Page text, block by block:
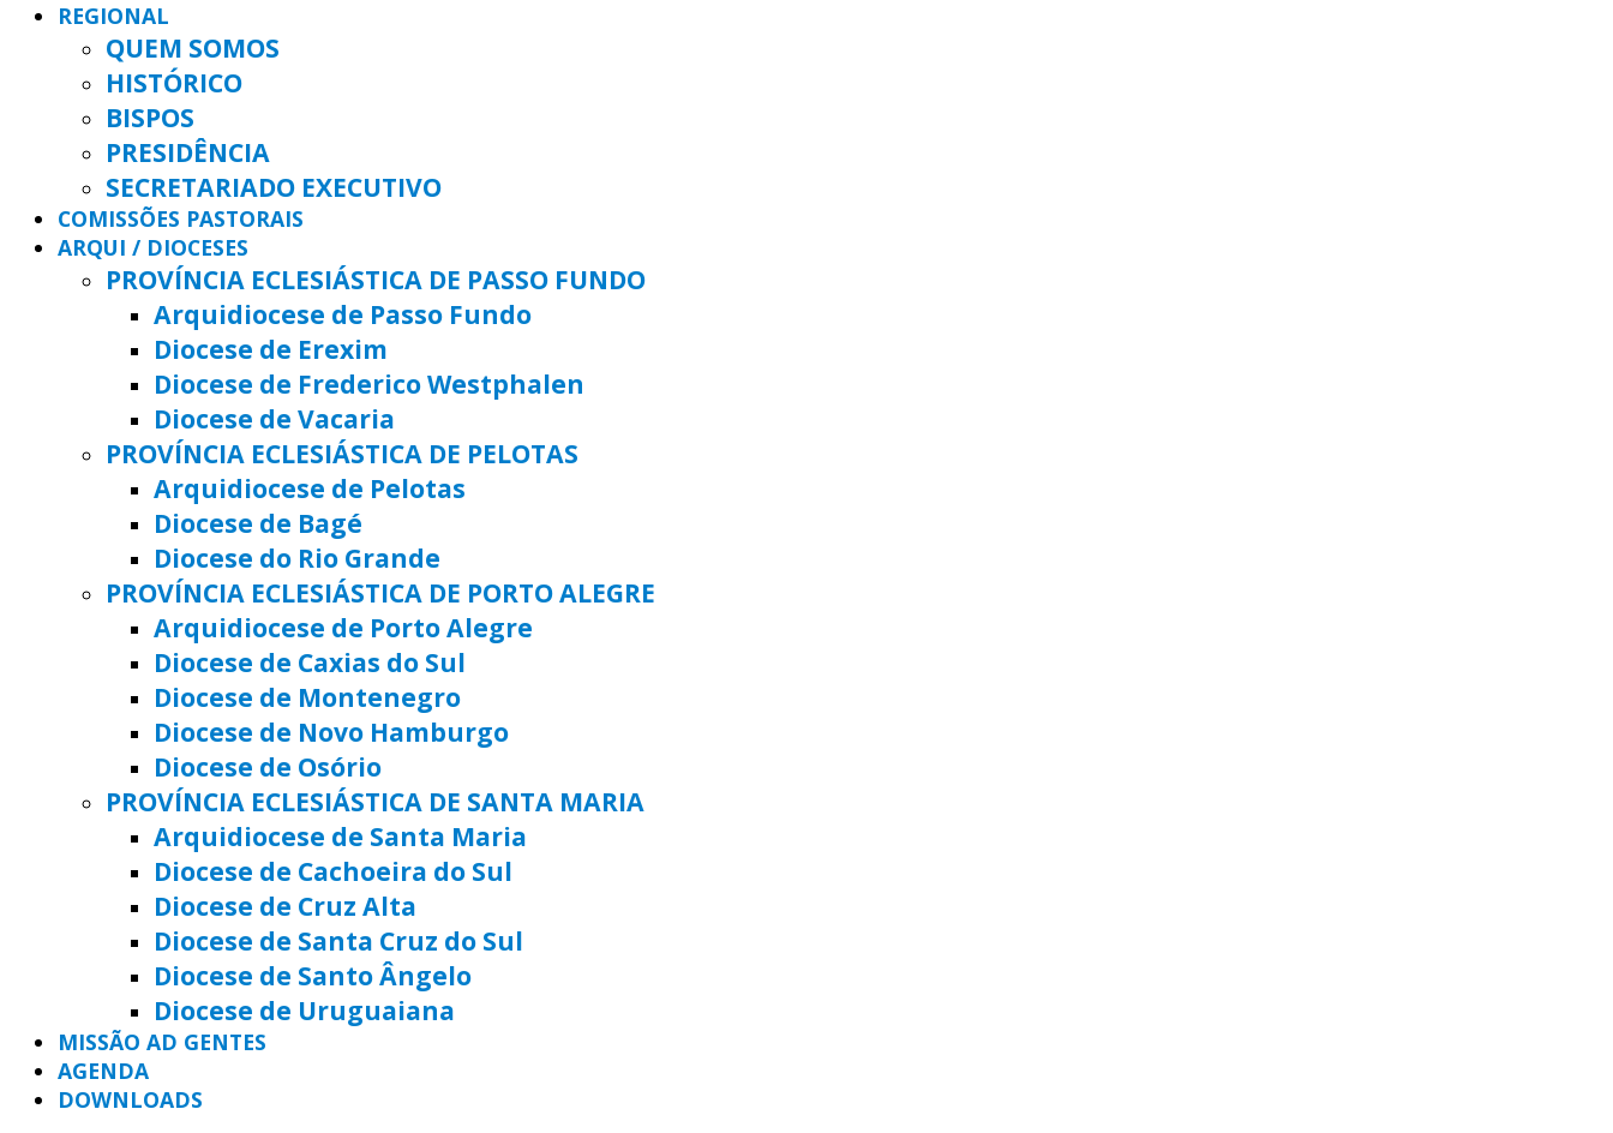
REGIONAL
QUEM SOMOS
HISTÓRICO
BISPOS
PRESIDÊNCIA
SECRETARIADO EXECUTIVO
COMISSÕES PASTORAIS
ARQUI / DIOCESES
PROVÍNCIA ECLESIÁSTICA DE PASSO FUNDO
Arquidiocese de Passo Fundo
Diocese de Erexim
Diocese de Frederico Westphalen
Diocese de Vacaria
PROVÍNCIA ECLESIÁSTICA DE PELOTAS
Arquidiocese de Pelotas
Diocese de Bagé
Diocese do Rio Grande
PROVÍNCIA ECLESIÁSTICA DE PORTO ALEGRE
Arquidiocese de Porto Alegre
Diocese de Caxias do Sul
Diocese de Montenegro
Diocese de Novo Hamburgo
Diocese de Osório
PROVÍNCIA ECLESIÁSTICA DE SANTA MARIA
Arquidiocese de Santa Maria
Diocese de Cachoeira do Sul
Diocese de Cruz Alta
Diocese de Santa Cruz do Sul
Diocese de Santo Ângelo
Diocese de Uruguaiana
MISSÃO AD GENTES
AGENDA
DOWNLOADS